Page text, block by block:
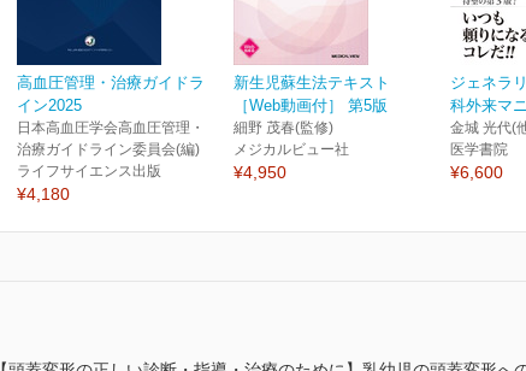
高血圧管理・治療ガイドラ
イン2025
日本高血圧学会高血圧管理・
治療ガイドライン委員会(編)
ライフサイエンス出版
¥4,180
新生児蘇生法テキスト
［Web動画付］ 第5版
細野 茂春(監修)
メジカルビュー社
¥4,950
ジェネラ
科外来マ
金城 光代(
医学書院
¥6,600